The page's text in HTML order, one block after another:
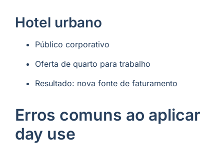
Hotel urbano
Público corporativo
Oferta de quarto para trabalho
Resultado: nova fonte de faturamento
Erros comuns ao aplicar
day use